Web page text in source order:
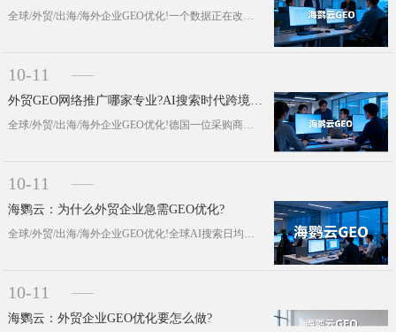
全球/外贸/出海/海外企业GEO优化!一个数据正在改写外贸行业的流量规则：全球 AI 搜索日均查询量已突破 70 亿次，而完成···
10-11
外贸GEO网络推广哪家专业?AI搜索时代跨境营销新法则
全球/外贸/出海/海外企业GEO优化!德国一位采购商最近换了找供应商的方式 —— 不再在搜索框敲 “塑料模具供应商”，而是打开···
10-11
海鹦云：为什么外贸企业急需GEO优化?
全球/外贸/出海/海外企业GEO优化!全球AI搜索日均查询量已突破 70 亿次，传统搜索引擎流量下滑超 25%—— 这组数据背···
10-11
海鹦云：外贸企业GEO优化要怎么做?